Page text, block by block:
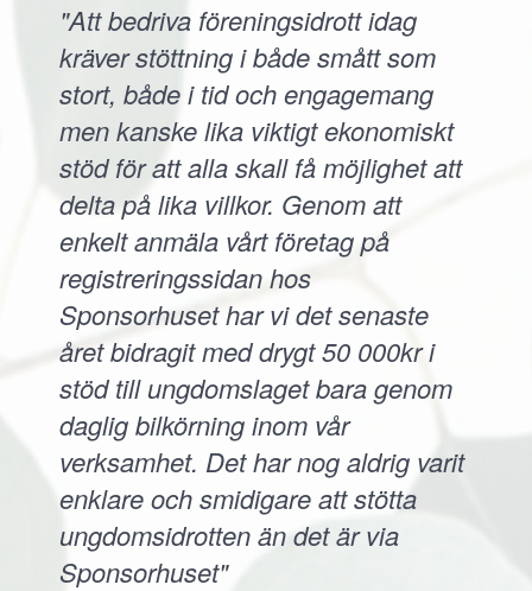
"Att bedriva föreningsidrott idag
kräver stöttning i både smått som
stort, både i tid och engagemang
men kanske lika viktigt ekonomiskt
stöd för att alla skall få möjlighet att
delta på lika villkor. Genom att
enkelt anmäla vårt företag på
registreringssidan hos
Sponsorhuset har vi det senaste
året bidragit med drygt 50 000kr i
stöd till ungdomslaget bara genom
daglig bilkörning inom vår
verksamhet. Det har nog aldrig varit
enklare och smidigare att stötta
ungdomsidrotten än det är via
Sponsorhuset"